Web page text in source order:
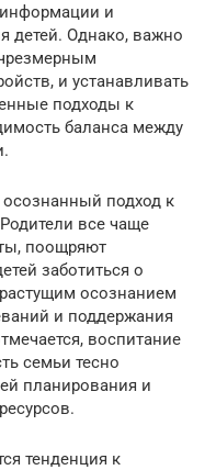
и
детей. Однако, важно
и устанавливать
подходы к
баланса между
подход к
все чаще
поощряют
заботиться о
осознанием
и поддержания
воспитание
семьи тесно
планирования и
тенденция к